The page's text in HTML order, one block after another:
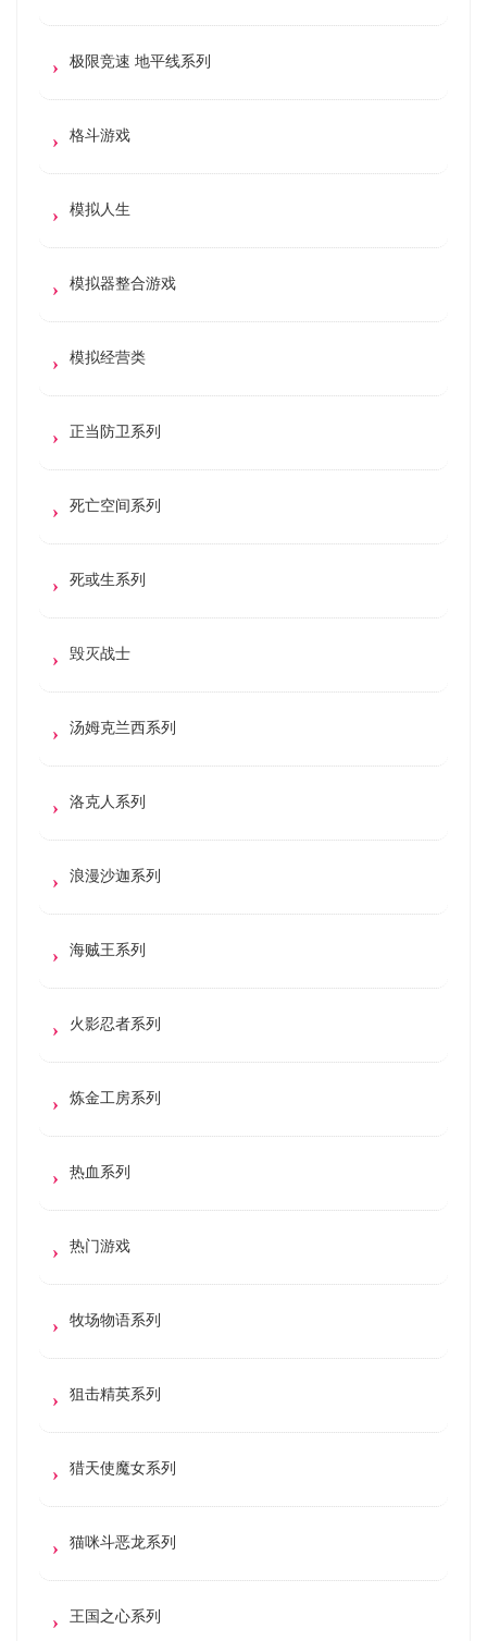
极限竞速 地平线系列
格斗游戏
模拟人生
模拟器整合游戏
模拟经营类
正当防卫系列
死亡空间系列
死或生系列
毁灭战士
汤姆克兰西系列
洛克人系列
浪漫沙迦系列
海贼王系列
火影忍者系列
炼金工房系列
热血系列
热门游戏
牧场物语系列
狙击精英系列
猎天使魔女系列
猫咪斗恶龙系列
王国之心系列